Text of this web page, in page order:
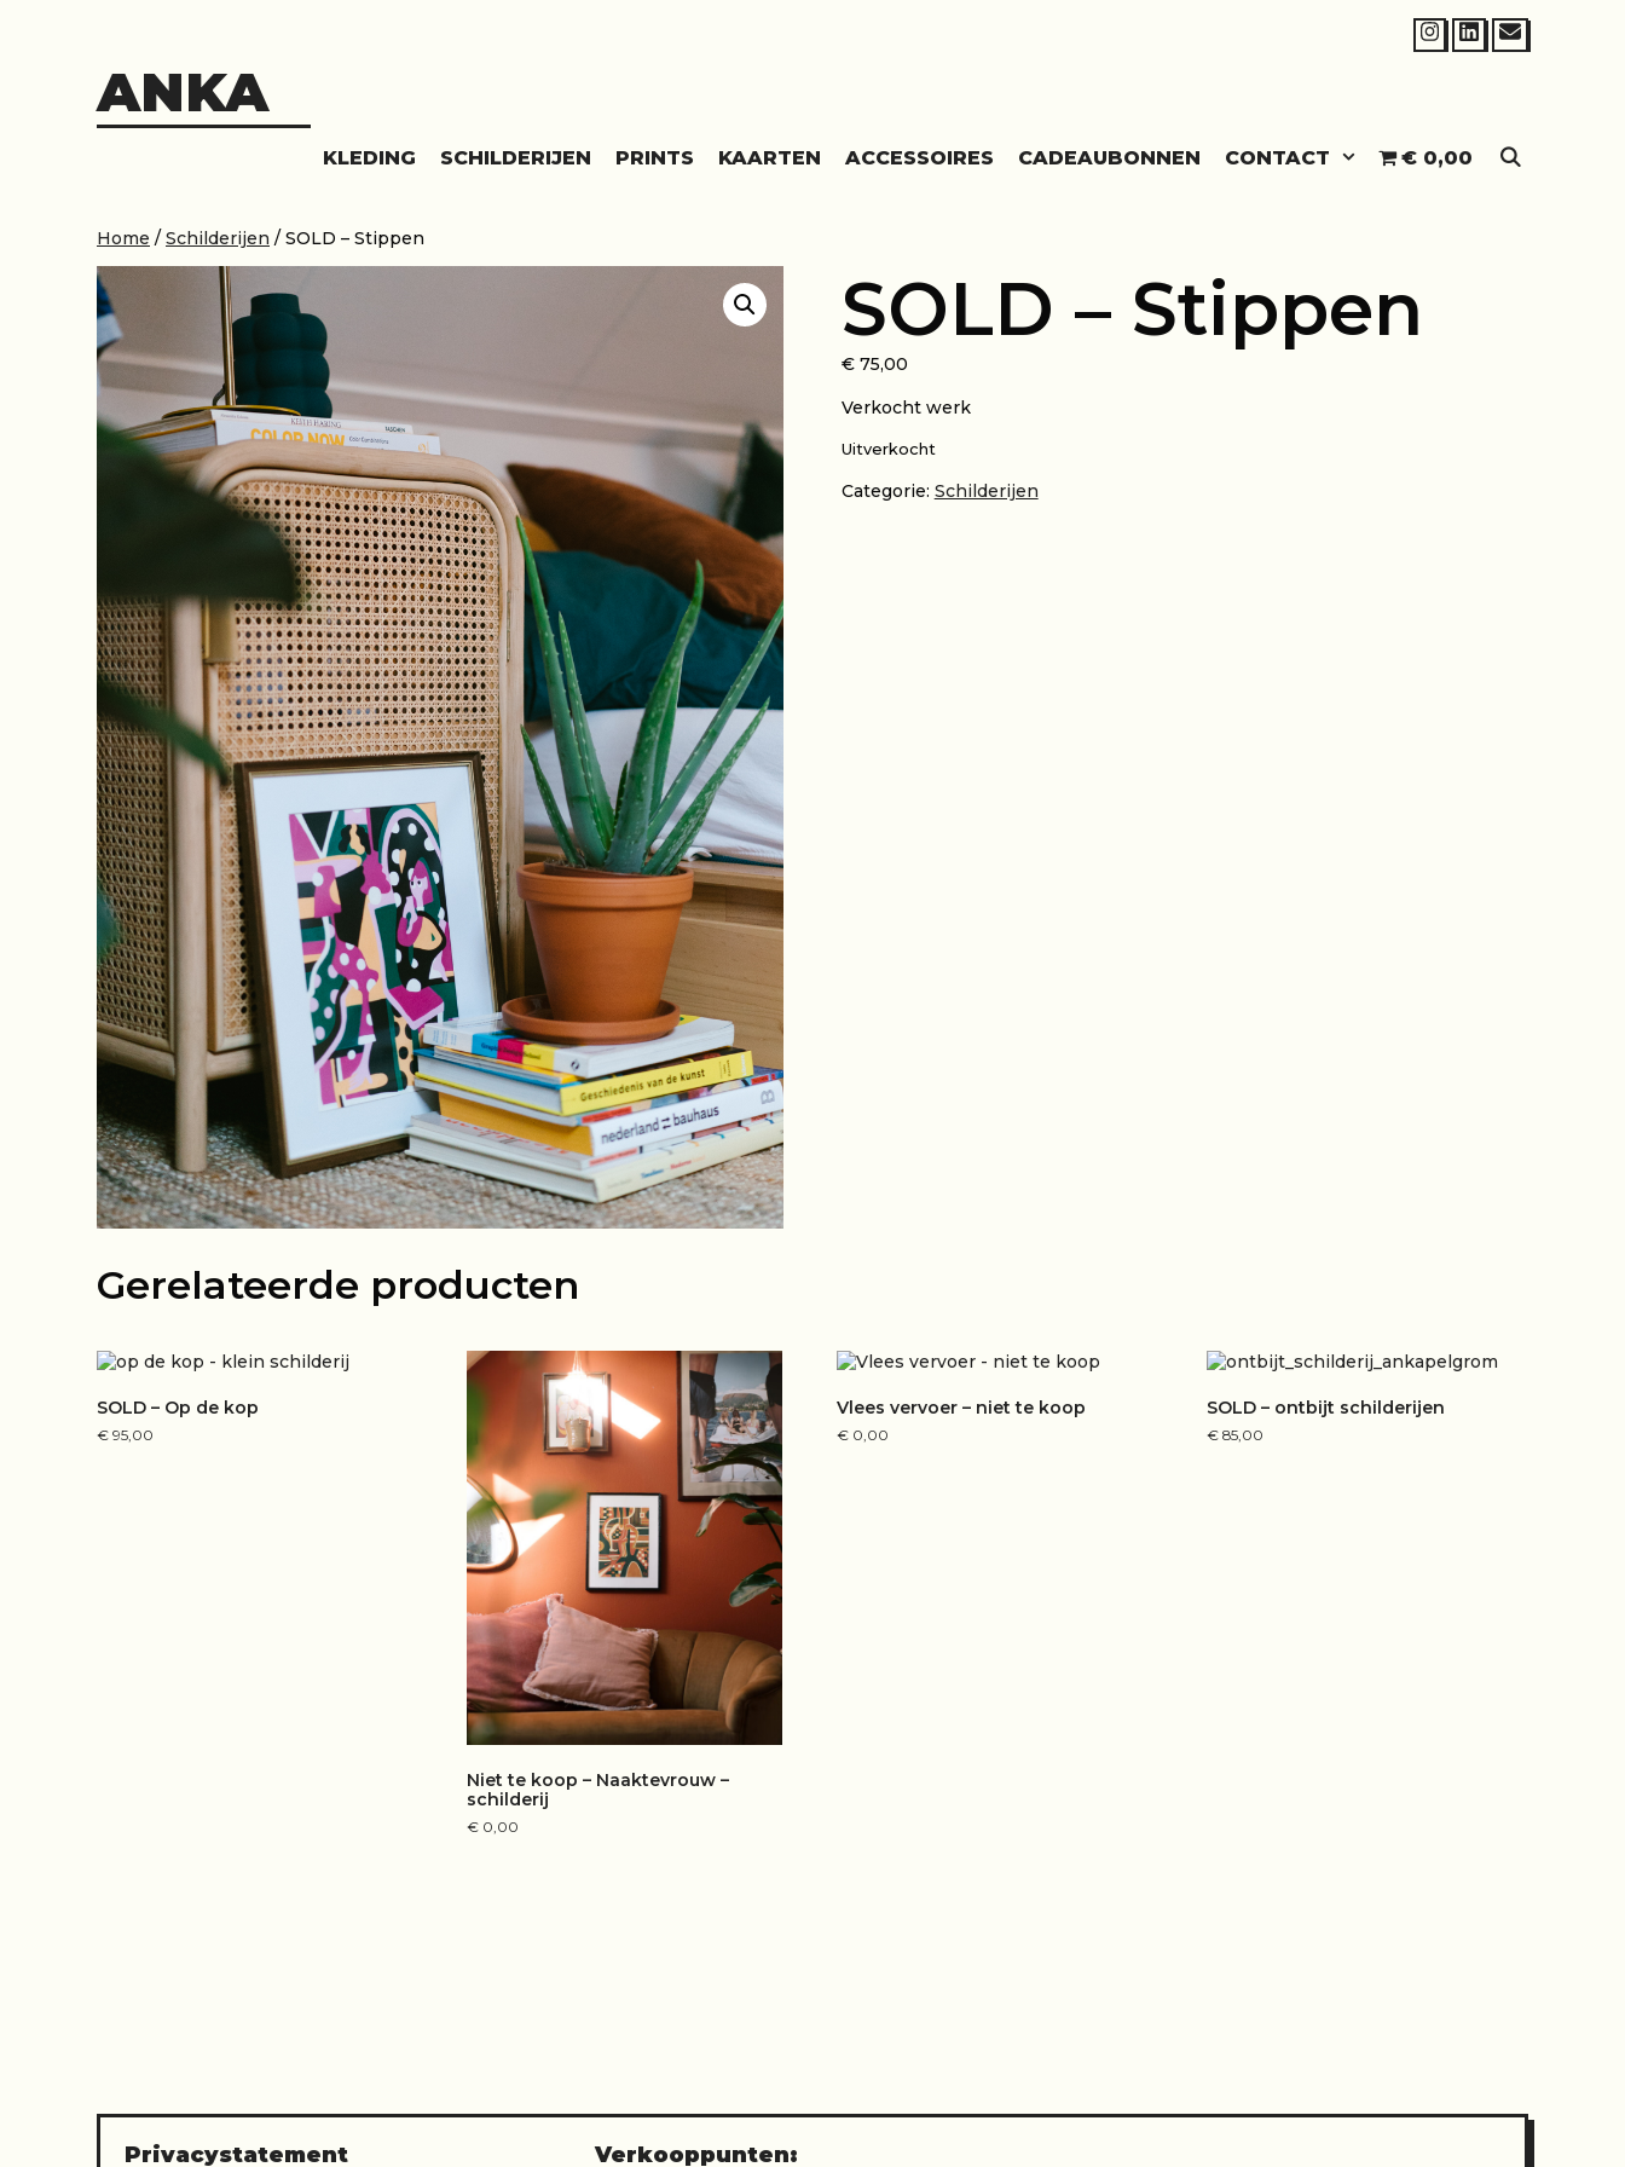
ANKA
KLEDING SCHILDERIJEN PRINTS KAARTEN ACCESSOIRES CADEAUBONNEN CONTACT € 0,00
Home / Schilderijen / SOLD – Stippen
SOLD – Stippen
€75,00
Verkocht werk
Uitverkocht
Categorie: Schilderijen
Gerelateerde producten
SOLD – Op de kop
€ 95,00
Niet te koop – Naaktevrouw –
schilderij
€ 0,00
Vlees vervoer – niet te koop
€ 0,00
SOLD – ontbijt schilderijen
€ 85,00
Privacystatement Verkooppunten: